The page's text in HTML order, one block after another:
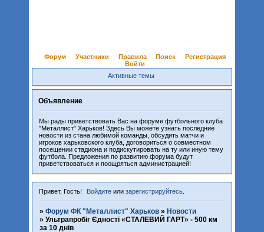
Форум Участники Правила Поиск
Регистрация
Войти
Активные темы
Объявление
Мы рады приветствовать Вас на форуме футбольного клуба
"Металлист" Харьков! Здесь Вы можете узнать последние
новости из стана любимой команды, обсудить матчи и
игроков харьковского клуба, договориться о совместном
посещении стадиона и подискутировать на ту или иную тему
футбола. Предложения по развитию форума будут
приветствоваться и поощряться администрацией!
Привет, Гость! Войдите илизарегистрируйтесь
» Форум ФК "Металлист" Харьков » Новости
» Ультрапробіг Єдності «СТАЛЕВИЙ ГАРТ» - 500 км
за 10 днів